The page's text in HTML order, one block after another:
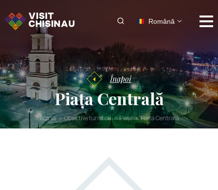
Română
Înapoi
Piața Centrală
Acasă Obiective turistice Piețe Piața Centrală